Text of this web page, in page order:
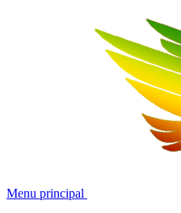
Menu principal